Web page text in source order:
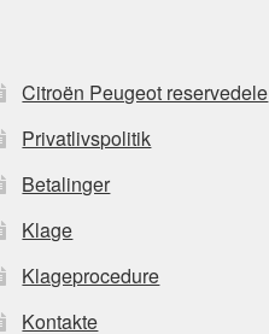
Citroën Peugeot reservedele
Privatlivspolitik
Betalinger
Klage
Klageprocedure
Kontakte